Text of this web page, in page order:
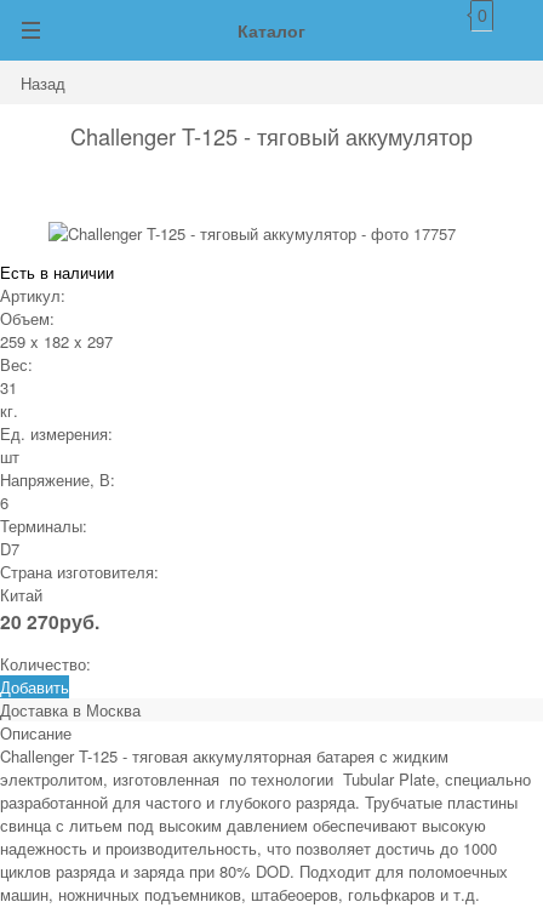
Каталог
0
Назад
Challenger T-125 - тяговый аккумулятор
Есть в наличии
Артикул:
Объем:
259 x 182 x 297
Вес:
31
кг.
Ед. измерения:
шт
Напряжение, В:
6
Терминалы:
D7
Страна изготовителя:
Китай
20 270руб.
Количество:
Добавить
Доставка в Москва
Описание
Challenger T-125 - тяговая аккумуляторная батарея с жидким
электролитом, изготовленная по технологии Tubular Plate, специально
разработанной для частого и глубокого разряда. Трубчатые пластины
свинца с литьем под высоким давлением обеспечивают высокую
надежность и производительность, что позволяет достичь до 1000
циклов разряда и заряда при 80% DOD. Подходит для поломоечных
машин, ножничных подъемников, штабеоеров, гольфкаров и т.д.